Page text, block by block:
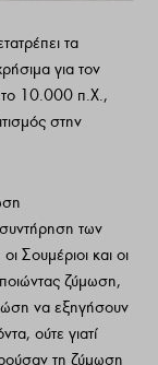
τα
για τον
το 10.000 π.Χ.,
στην
των
Σουμέριοι και οι
ζύμωση,
να εξηγήσουν
ούτε γιατί
τη ζύμωση